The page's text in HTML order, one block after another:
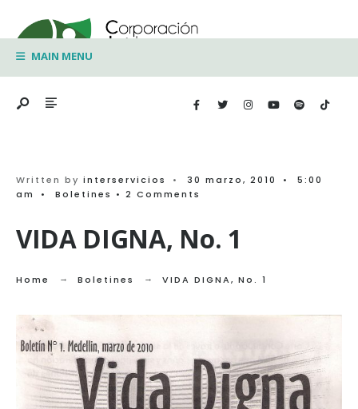
to
contentMAIN MENU
Written by interservicios • 30 marzo, 2010 •
5:00
am
• Boletines • 2 Comments
VIDA DIGNA, No. 1
Home Boletines VIDA DIGNA, No. 1
for: